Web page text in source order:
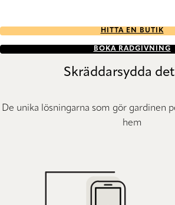
HITTA EN BUTIK
BOKA RÅDGIVNING
Skräddarsydda
De unika lösningarna som gör gardinen
hem